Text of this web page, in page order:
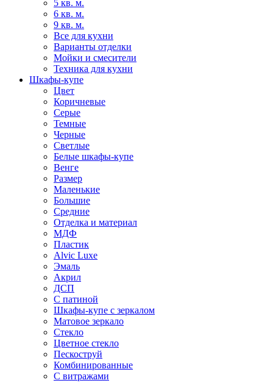
5 кв. м.
6 кв. м.
9 кв. м.
Все для кухни
Варианты отделки
Мойки и смесители
Техника для кухни
Шкафы-купе
Цвет
Коричневые
Серые
Темные
Черные
Светлые
Белые шкафы-купе
Венге
Размер
Маленькие
Большие
Средние
Отделка и материал
МДФ
Пластик
Alvic Luxe
Эмаль
Акрил
ДСП
С патиной
Шкафы-купе с зеркалом
Матовое зеркало
Стекло
Цветное стекло
Пескоструй
Комбинированные
С витражами